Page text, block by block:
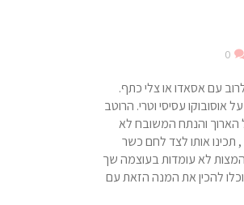
0
עם אסאדו או צלי כתף.
אוסובוקו עסיסי וטרי. הרוטב
והנתח המשובח לא
אותו לצד לחם כשר
לא עומדות בעוצמה שך
להכין את המנה הזאת עם